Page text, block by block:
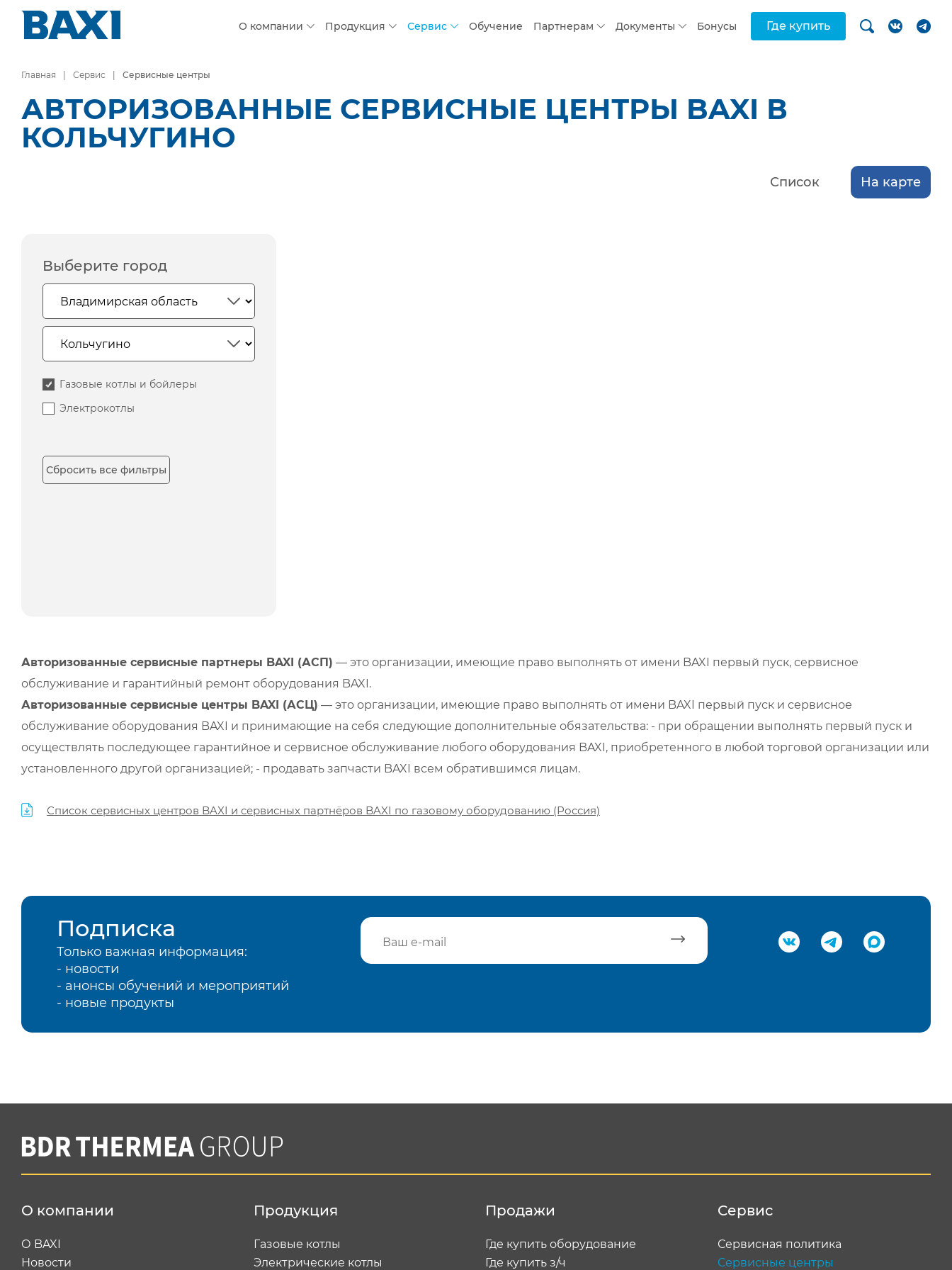
О компании Продукция Сервис Обучение Партнерам Документы Бонусы Где купить
Главная Сервис Сервисные центры
АВТОРИЗОВАННЫЕ СЕРВИСНЫЕ ЦЕНТРЫ BAXI В
КОЛЬЧУГИНО
Список На карте
Выберите город
Газовые котлы и бойлеры
Электрокотлы
Сбросить все фильтры
Авторизованные сервисные партнеры BAXI (АСП) — это организации, имеющие право выполнять от имени BAXI первый пуск, сервисное
обслуживание и гарантийный ремонт оборудования BAXI.
Авторизованные сервисные центры BAXI (АСЦ) — это организации, имеющие право выполнять от имени BAXI первый пуск и сервисное
обслуживание оборудования BAXI и принимающие на себя следующие дополнительные обязательства: - при обращении выполнять первый пуск и
осуществлять последующее гарантийное и сервисное обслуживание любого оборудования BAXI, приобретенного в любой торговой организации или
установленного другой организацией; - продавать запчасти BAXI всем обратившимся лицам.
Список сервисных центров BAXI и сервисных партнёров BAXI по газовому оборудованию (Россия)
Подписка
Только важная информация:
- новости
- анонсы обучений и мероприятий
- новые продукты
О компании
О BAXI
Новости
Продукция
Газовые котлы
Электрические котлы
Продажи
Где купить оборудование
Где купить з/ч
Сервис
Сервисная политика
Сервисные центры